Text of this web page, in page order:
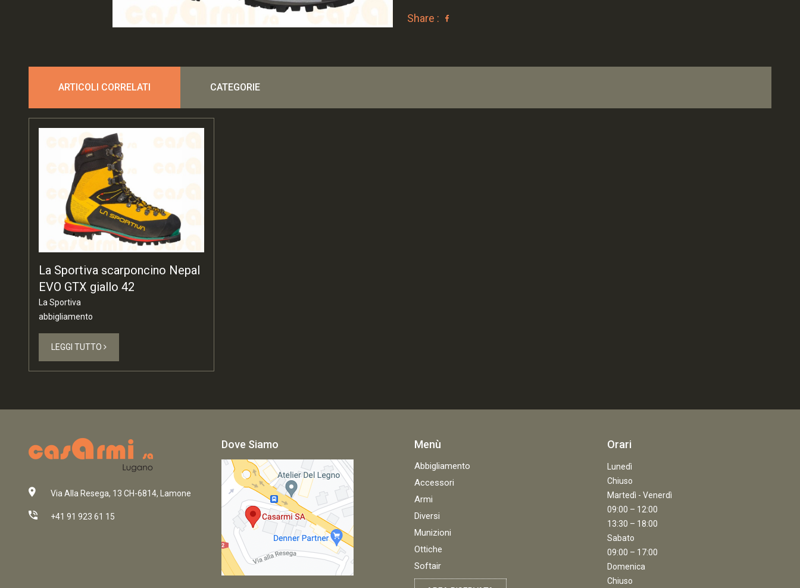
Share :
ARTICOLI CORRELATI CATEGORIE
La Sportiva scarponcino Nepal
EVO GTX giallo 42
La Sportiva
abbigliamento
LEGGI TUTTO
Via Alla Resega, 13 CH-6814, Lamone
+41 91 923 61 15
Dove Siamo Menù
Abbigliamento
Accessori
Armi
Diversi
Munizioni
Ottiche
Softair
Orari
Lunedì
Chiuso
Martedì - Venerdì
09:00 – 12:00
13:30 – 18:00
Sabato
09:00 – 17:00
Domenica
Chiuso